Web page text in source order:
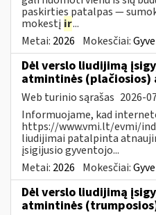
paskirties patalpas —
mokestį ir...
Metai: 2026 Mokesčiai:
Dėl verslo liudijimą
atmintinės (plačiosios)
Web turinio sąrašas 2026-
Informuojame, kad
https://www.vmi.lt/evmi/
liudijimai patalpinta
įsigijusio gyventojo...
Metai: 2026 Mokesčiai:
Dėl verslo liudijimą
atmintinės